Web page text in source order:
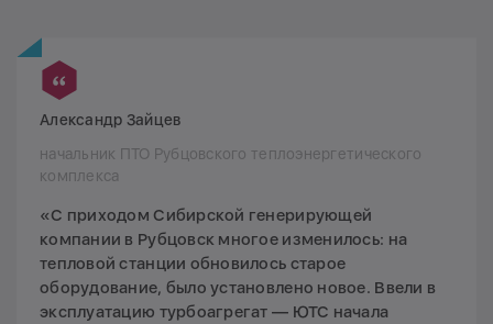
Александр Зайцев
начальник ПТО Рубцовского теплоэнергетического
комплекса
«С приходом Сибирской генерирующей
компании в Рубцовск многое изменилось: на
тепловой станции обновилось старое
оборудование, было установлено новое. Ввели в
эксплуатацию турбоагрегат — ЮТС начала